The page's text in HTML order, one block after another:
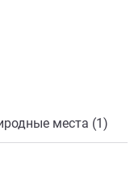
почты
места (1)